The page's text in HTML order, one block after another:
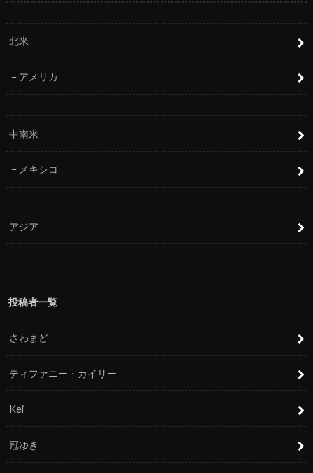
北米
アメリカ
中南米
メキシコ
アジア
投稿者一覧
さわまど
ティファニー・カイリー
Kei
冠ゆき